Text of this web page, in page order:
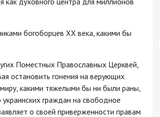
богоборцев XX века, какими бы
Поместных Православных Церквей,
остановить гонения на верующих
какими тяжелыми бы ни были раны,
граждан на свободное
о своей приверженности правам